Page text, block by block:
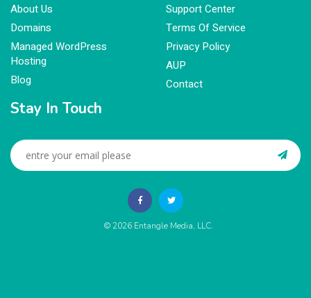
About Us
Domains
Managed WordPress
Hosting
Blog
Support Center
Terms Of Service
Privacy Policy
AUP
Contact
Stay In Touch
© 2026 Entangle Media, LLC.